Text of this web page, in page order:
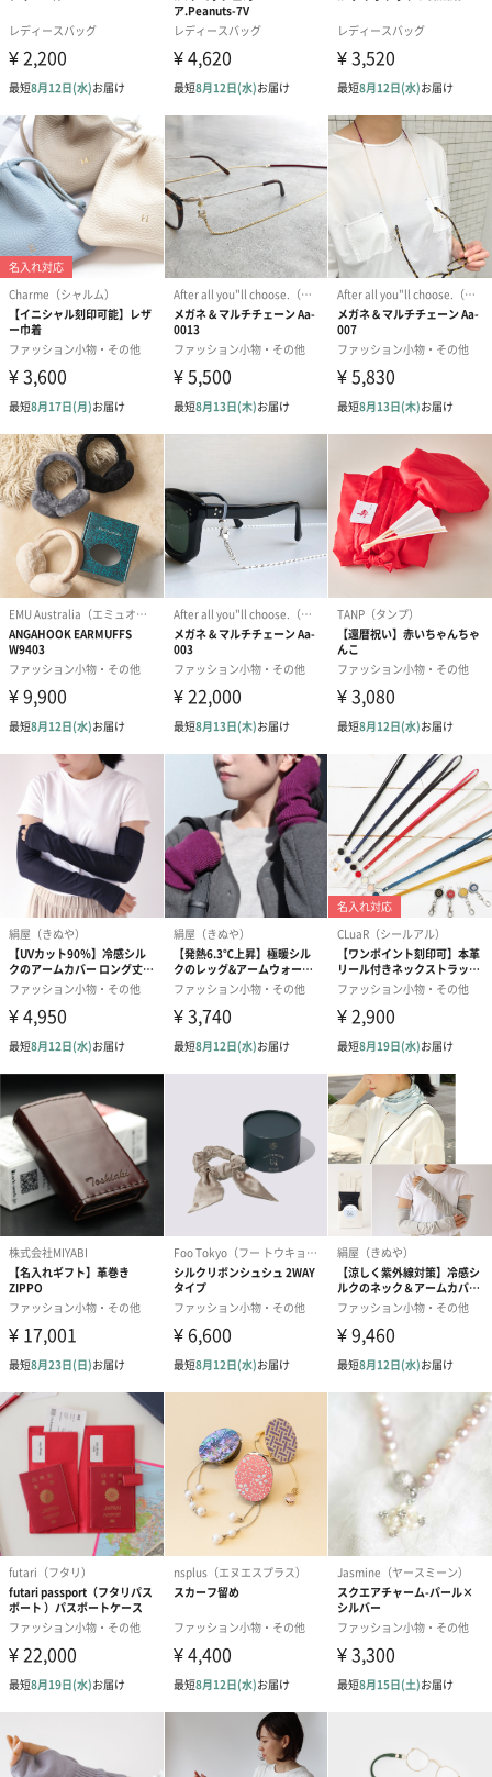
大人の方だけでなく、お子さまへのプレゼントにもおすすめで
す。
ペットボトルホルダーや、スマホケースとして。
使い方はあなた次第！
ちょっとしたプレゼントにいかがでしょうか？
商品詳細情報
素材
ネオプレン、ドットボタン
本体サイズ
き・高さ）
105mm・60mm・205mm
外装の形状
ビニール袋
重さ
約70g
ポケット
外側1箇所 内側1箇所 カルビナ付
カラー
・ペコルー.サンリオ ハローキティ
・ペコルー.サンリオ マイメロディ
・ペコルー.サンリオ シナモロール
原産国
中国
使用上の注意
・本品には故意に無理な力をかけないでください。破
損の原因となる場合があります。
れた場合には、乾いた布で拭き取ってください。
・商品の色は、コンピュータディスプレイの性質上、
実際の色とは多少異なります。
・変形、変質の恐れがありますので、火気や暖房器具
に近づけないでください。
・気温の上昇する室内や車内等に長時間放置されます
と移染する恐れがございますのでご注意ください。
商品オプション情報
紙袋
お渡し用の紙袋です。
商品に合わせたサイズをお届けします。
あり（280円）
メッセージカード（通常・写真・グリーティング）
誕生日や結婚祝い・出産祝いなど、様々なシーンのメッセージカ
ードを同梱します。
メッセージカードや封筒のデザインは一部変更する場合がありま
す。
写真付きメッセージカ
ード（680円）
写真付きメッセージカ
ード（Thank you）ピ
ンク（680円）
刷なし）（